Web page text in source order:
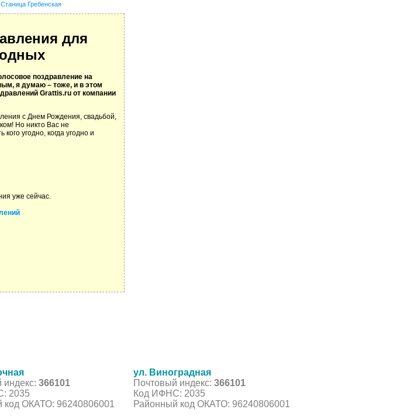
Станица Гребенская
для
поздравление на
я думаю – тоже, и в этом
Grattis.ru от компании
с Днем Рождения, свадьбой,
Но никто Вас не
угодно, когда угодно и
уже сейчас.
индекс: 366101
2035
код ОКАТО: 96240806001
ул. Виноградная
Почтовый индекс: 366101
Код ИФНС: 2035
Районный код ОКАТО: 96240806001